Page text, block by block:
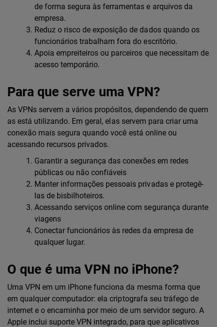
de forma segura às ferramentas e arquivos da
empresa.
Reduz o risco de exposição de dados quando os
funcionários trabalham fora do escritório.
Apoia empreiteiros ou parceiros que necessitam de
acesso temporário.
Para que serve uma VPN?
As VPNs servem a vários propósitos, dependendo de quem
as está utilizando. Em geral, elas servem para criar uma
conexão mais segura quando você está online ou
acessando recursos privados.
Garantir a segurança das conexões em redes
públicas ou não confiáveis
Manter informações pessoais privadas e protegê-
las de bisbilhoteiros.
Acessando serviços online com segurança durante
viagens
Conectar funcionários às redes da empresa de
qualquer lugar.
O que é uma VPN no iPhone?
Uma VPN em um iPhone funciona da mesma forma que
em qualquer computador: ela criptografa seu tráfego de
internet e o encaminha por meio de um servidor seguro. A
Apple inclui suporte VPN integrado, para que aplicativos